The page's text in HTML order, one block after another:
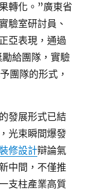
轉化。”廣東省
驗室研討員、
亞表現，通過
給團隊，實驗
團隊的形式，
發展形式已結
光束瞬間爆發
修設計辯論氣
中間，不僅推
支柱產業高質